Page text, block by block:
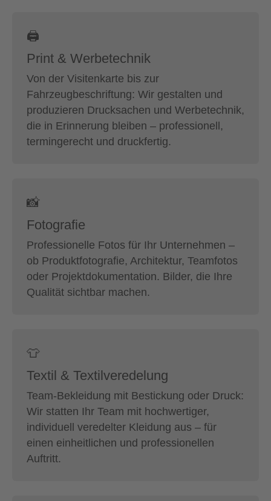
🖨
Print & Werbetechnik
Von der Visitenkarte bis zur
Fahrzeugbeschriftung: Wir gestalten und
produzieren Drucksachen und Werbetechnik,
die in Erinnerung bleiben – professionell,
termingerecht und druckfertig.
📸
Fotografie
Professionelle Fotos für Ihr Unternehmen –
ob Produktfotografie, Architektur, Teamfotos
oder Projektdokumentation. Bilder, die Ihre
Qualität sichtbar machen.
👕
Textil & Textilveredelung
Team-Bekleidung mit Bestickung oder Druck:
Wir statten Ihr Team mit hochwertiger,
individuell veredelter Kleidung aus – für
einen einheitlichen und professionellen
Auftritt.